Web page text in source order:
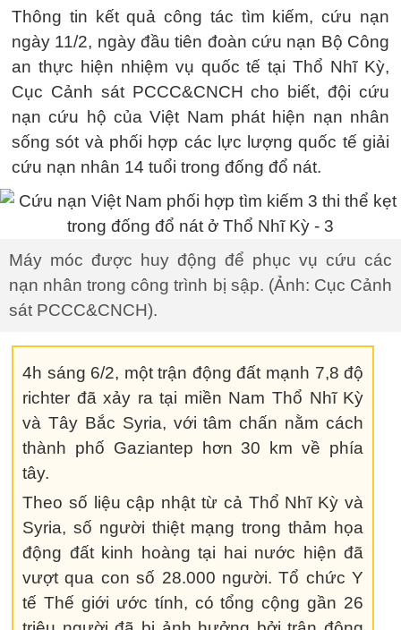
Thông tin kết quả công tác tìm kiếm, cứu nạn
ngày 11/2, ngày đầu tiên đoàn cứu nạn Bộ Công
an thực hiện nhiệm vụ quốc tế tại Thổ Nhĩ Kỳ,
Cục Cảnh sát PCCC&CNCH cho biết, đội cứu
nạn cứu hộ của Việt Nam phát hiện nạn nhân
sống sót và phối hợp các lực lượng quốc tế giải
cứu nạn nhân 14 tuổi trong đống đổ nát.
Máy móc được huy động để phục vụ cứu các
nạn nhân trong công trình bị sập. (Ảnh: Cục Cảnh
sát PCCC&CNCH).
4h sáng 6/2, một trận động đất mạnh 7,8 độ
richter đã xảy ra tại miền Nam Thổ Nhĩ Kỳ
và Tây Bắc Syria, với tâm chấn nằm cách
thành phố Gaziantep hơn 30 km về phía
tây.
Theo số liệu cập nhật từ cả Thổ Nhĩ Kỳ và
Syria, số người thiệt mạng trong thảm họa
động đất kinh hoàng tại hai nước hiện đã
vượt qua con số 28.000 người. Tổ chức Y
tế Thế giới ước tính, có tổng cộng gần 26